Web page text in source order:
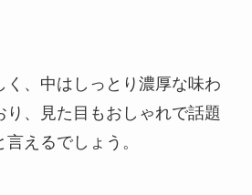
く、中はしっとり濃厚な味わ
り、見た目もおしゃれで話題
えるでしょう。